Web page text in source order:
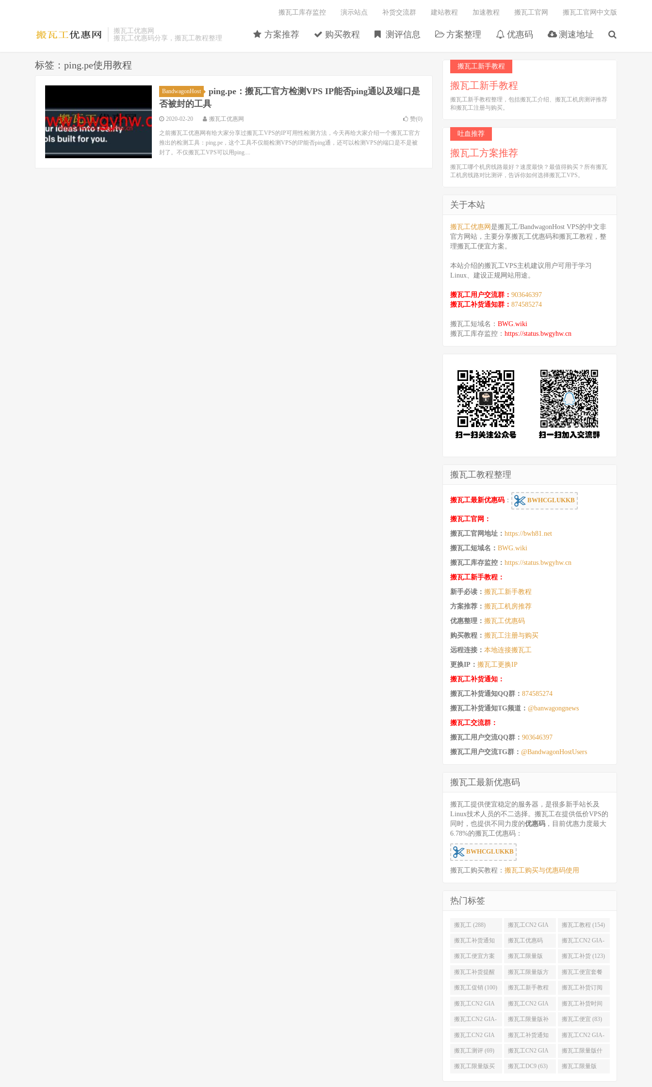
搬瓦工优惠网
搬瓦工优惠码分享，搬瓦工教程整理
方案推荐 购买教程 测评信息 方案整理 优惠码 测速地址
搬瓦工库存监控 演示站点 补货交流群 建站教程 加速教程 搬瓦工官网 搬瓦工官网中文版
标签：ping.pe使用教程
BandwagonHost
ping.pe：搬瓦工官方检测VPS IP能否ping通以及端口是
否被封的工具
2020-02-20 搬瓦工优惠网 赞(0)
之前搬瓦工优惠网有给大家分享过搬瓦工VPS的IP可用性检测方法，今天再给大家介绍一个搬瓦工官方
推出的检测工具：ping.pe，这个工具不仅能检测VPS的IP能否ping通，还可以检测VPS的端口是不是被
封了。不仅搬瓦工VPS可以用ping....
搬瓦工新手教程
搬瓦工新手教程
搬瓦工新手教程整理，包括搬瓦工介绍、搬瓦工机房测评推荐
和搬瓦工注册与购买。
吐血推荐
搬瓦工方案推荐
搬瓦工哪个机房线路最好？速度最快？最值得购买？所有搬瓦
工机房线路对比测评，告诉你如何选择搬瓦工VPS。
关于本站
搬瓦工优惠网 是搬瓦工/BandwagonHost VPS的中文非
官方网站，主要分享搬瓦工优惠码和搬瓦工教程，整
理搬瓦工便宜方案。
本站介绍的搬瓦工VPS主机建议用户可用于学习
Linux、建设正规网站用途。
搬瓦工用户交流群： 903646397
搬瓦工补货通知群： 874585274
搬瓦工短域名： BWG.wiki
搬瓦工库存监控： https://status.bwgyhw.cn
搬瓦工教程整理
搬瓦工最新优惠码 ： BWHCGLUKKB
搬瓦工官网：
搬瓦工官网地址： https://bwh81.net
搬瓦工短域名： BWG.wiki
搬瓦工库存监控： https://status.bwgyhw.cn
搬瓦工新手教程：
新手必读： 搬瓦工新手教程
方案推荐： 搬瓦工机房推荐
优惠整理： 搬瓦工优惠码
购买教程： 搬瓦工注册与购买
远程连接： 本地连接搬瓦工
更换IP： 搬瓦工更换IP
搬瓦工补货通知：
搬瓦工补货通知QQ群： 874585274
搬瓦工补货通知TG频道： @banwagongnews
搬瓦工交流群：
搬瓦工用户交流QQ群： 903646397
搬瓦工用户交流TG群： @BandwagonHostUsers
搬瓦工最新优惠码
搬瓦工提供便宜稳定的服务器，是很多新手站长及
Linux技术人员的不二选择。搬瓦工在提供低价VPS的
同时，也提供不同力度的优惠码 ，目前优惠力度最大
6.78%的搬瓦工优惠码：
BWHCGLUKKB
搬瓦工购买教程： 搬瓦工购买与优惠码使用
热门标签
搬瓦工 (288) 搬瓦工CN2 GIA
(176)
搬瓦工教程 (154)
搬瓦工补货通知
(132)
搬瓦工优惠码
(131)
搬瓦工CN2 GIA-
E (130)
搬瓦工便宜方案
(128)
搬瓦工限量版
(126)
搬瓦工补货 (123)
搬瓦工补货提醒
(106)
搬瓦工限量版方
案 (106)
搬瓦工便宜套餐
(103)
搬瓦工促销 (100) 搬瓦工新手教程
(98)
搬瓦工补货订阅
(98)
搬瓦工CN2 GIA
便宜方案 (92)
搬瓦工CN2 GIA
限量版 (90)
搬瓦工补货时间
(89)
搬瓦工CN2 GIA-
E限量版 (84)
搬瓦工限量版补
货 (84)
搬瓦工便宜 (83)
搬瓦工CN2 GIA
优惠 (82)
搬瓦工补货通知
QQ群 (76)
搬瓦工CN2 GIA-
E便宜套餐 (76)
搬瓦工测评 (69) 搬瓦工CN2 GIA
限量版补货 (67)
搬瓦工限量版什
么时候补货 (67)
搬瓦工限量版买 搬瓦工DC9 (63) 搬瓦工限量版